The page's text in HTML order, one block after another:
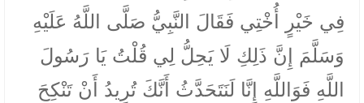
فِي خَيْرٍ أُخْتِي فَقَالَ النَّبِيُّ صَلَّى اللَّهُ عَلَيْهِ
وَسَلَّمَ إِنَّ ذَلِكِ لَا يَحِلُّ لِي قُلْتُ يَا رَسُولَ
اللَّهِ فَوَاللَّهِ إِنَّا لَنَتَحَدَّثُ أَنَّكَ تُرِيدُ أَنْ تَنْكِحَ